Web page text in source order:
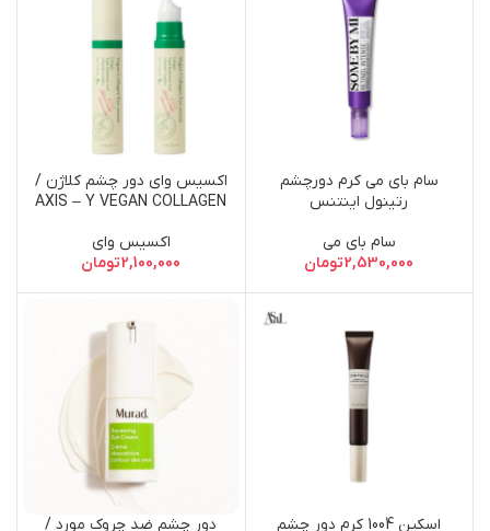
سام بای می کرم دورچشم
رتینول اینتنس
سام بای می
2,530,000تومان
اکسیس وای دور چشم کلاژن /
AXIS – Y VEGAN COLLAGEN
اکسیس وای
2,100,000تومان
اسکین 1004 کرم دور چشم دور چشم ضد چروک مورد /